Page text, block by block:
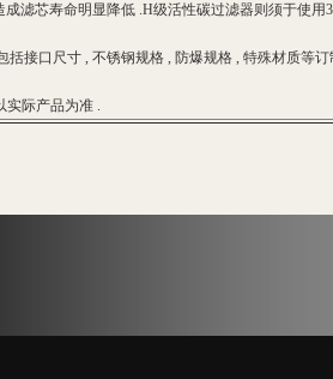
成滤芯寿命明显降低 .H级活性碳过滤器则须于使
括接口尺寸 , 不锈钢规格 , 防爆规格 , 特殊材质等
实际产品为准 .